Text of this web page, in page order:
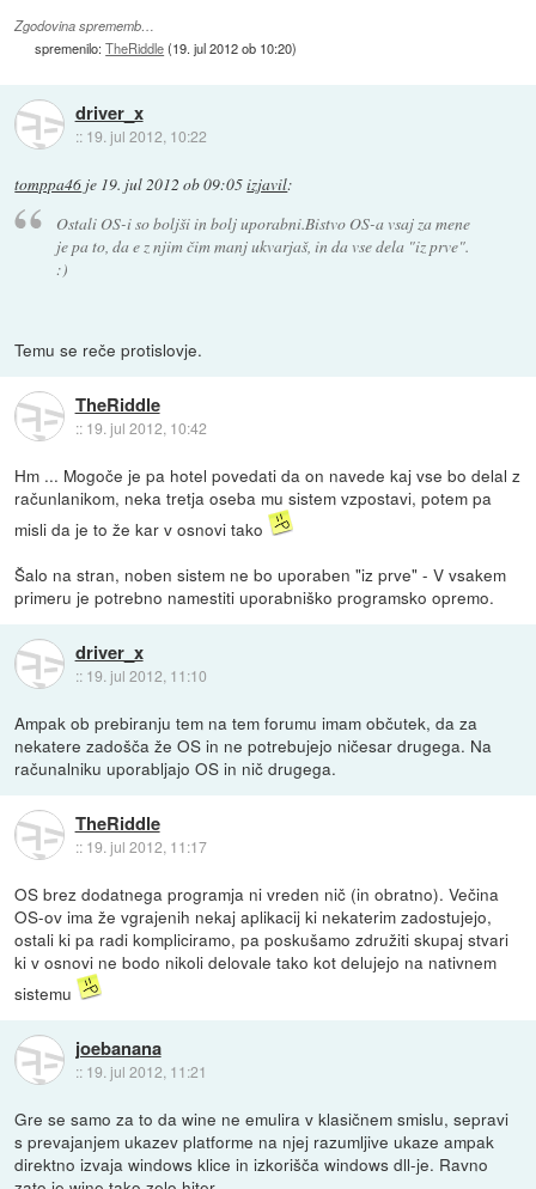
Zgodovina sprememb…
spremenilo:TheRiddle(19. jul 2012 ob 10:20)
driver_x
:: 19. jul 2012, 10:22
tomppa46 je 19. jul 2012 ob 09:05izjavil:
Ostali OS-i so boljši in bolj uporabni.Bistvo OS-a vsaj za mene
je pa to, da e z njim čim manj ukvarjaš, in da vse dela "iz prve".
:)
Temu se reče protislovje.
TheRiddle
:: 19. jul 2012, 10:42
Hm ... Mogoče je pa hotel povedati da on navede kaj vse bo delal z
računlanikom, neka tretja oseba mu sistem vzpostavi, potem pa
misli da je to že kar v osnovi tako
Šalo na stran, noben sistem ne bo uporaben "iz prve" - V vsakem
primeru je potrebno namestiti uporabniško programsko opremo.
driver_x
:: 19. jul 2012, 11:10
Ampak ob prebiranju tem na tem forumu imam občutek, da za
nekatere zadošča že OS in ne potrebujejo ničesar drugega. Na
računalniku uporabljajo OS in nič drugega.
TheRiddle
:: 19. jul 2012, 11:17
OS brez dodatnega programja ni vreden nič (in obratno). Večina
OS-ov ima že vgrajenih nekaj aplikacij ki nekaterim zadostujejo,
ostali ki pa radi kompliciramo, pa poskušamo združiti skupaj stvari
ki v osnovi ne bodo nikoli delovale tako kot delujejo na nativnem
sistemu
joebanana
:: 19. jul 2012, 11:21
Gre se samo za to da wine ne emulira v klasičnem smislu, sepravi
s prevajanjem ukazev platforme na njej razumljive ukaze ampak
direktno izvaja windows klice in izkorišča windows dll-je. Ravno